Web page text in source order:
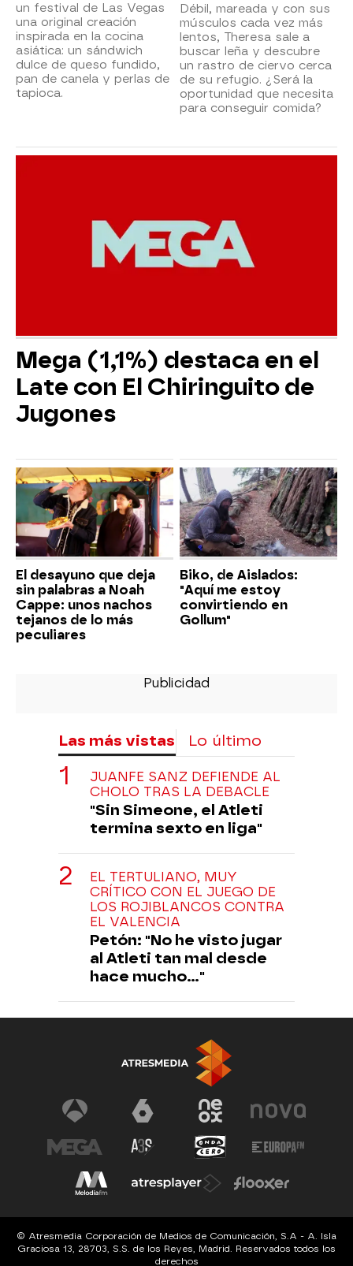
un festival de Las Vegas
una original creación
inspirada en la cocina
asiática: un sándwich
dulce de queso fundido,
pan de canela y perlas de
tapioca.
Débil, mareada y con sus
músculos cada vez más
lentos, Theresa sale a
buscar leña y descubre
un rastro de ciervo cerca
de su refugio. ¿Será la
oportunidad que necesita
para conseguir comida?
Mega (1,1%) destaca en el
Late con El Chiringuito de
Jugones
El desayuno que deja
sin palabras a Noah
Cappe: unos nachos
tejanos de lo más
peculiares
Biko, de Aislados:
"Aquí me estoy
convirtiendo en
Gollum"
Las más vistas Lo último
JUANFE SANZ DEFIENDE AL
CHOLO TRAS LA DEBACLE
"Sin Simeone, el Atleti
termina sexto en liga"
EL TERTULIANO, MUY
CRÍTICO CON EL JUEGO DE
LOS ROJIBLANCOS CONTRA
EL VALENCIA
Petón: "No he visto jugar
al Atleti tan mal desde
hace mucho..."
© Atresmedia Corporación de Medios de Comunicación, S.A - A. Isla
Graciosa 13, 28703, S.S. de los Reyes, Madrid. Reservados todos los
derechos